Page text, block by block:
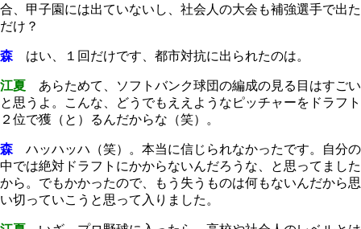
合、甲子園には出ていないし、社会人の大会も補強選手で出た
だけ？
森 はい、１回だけです、都市対抗に出られたのは。
江夏 あらためて、ソフトバンク球団の編成の見る目はすごい
と思うよ。こんな、どうでもええようなピッチャーをドラフト
２位で獲（と）るんだからな（笑）。
森 ハッハッハ（笑）。本当に信じられなかったです。自分の
中では絶対ドラフトにかからないんだろうな、と思ってました
から。でもかかったので、もう失うものは何もないんだから思
い切っていこうと思って入りました。